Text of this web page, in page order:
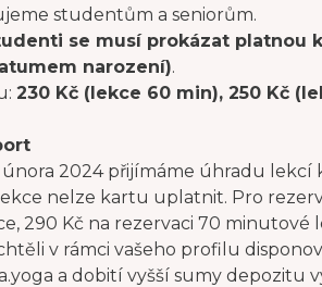
studentům a seniorům.
se musí prokázat platnou
narození).
230 Kč (lekce 60 min), 250 Kč
února 2024 přijímáme úhradu
nelze kartu uplatnit. Pro
290 Kč na rezervaci 70
v rámci vašeho profilu
a dobití vyšší sumy depozitu